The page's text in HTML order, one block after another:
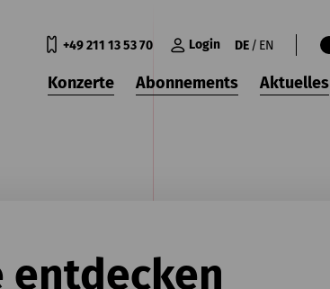
+49 211 13 53 70 Login DE EN
Konzerte Abonnements Aktuelles
entdecken